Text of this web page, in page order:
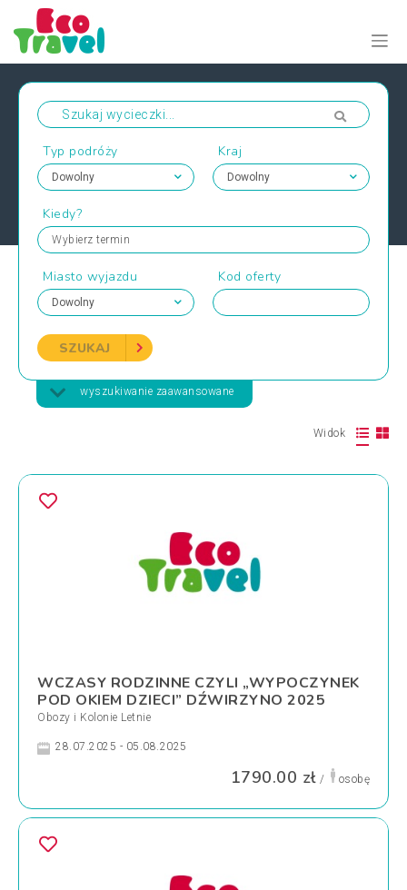
Typ podróży Kraj
Kiedy?
Wybierz termin
Miasto wyjazdu Kod oferty
SZUKAJ
wyszukiwanie zaawansowane
Widok
WCZASY RODZINNE CZYLI „WYPOCZYNEK
POD OKIEM DZIECI” DŹWIRZYNO 2025
Obozy i Kolonie Letnie
28.07.2025 - 05.08.2025
1790.00 zł / osobę